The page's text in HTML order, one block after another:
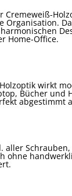
Cremeweiß-
Organisation.
Home-Office.
wirkt
Bücher und
abgestimmt
ohne